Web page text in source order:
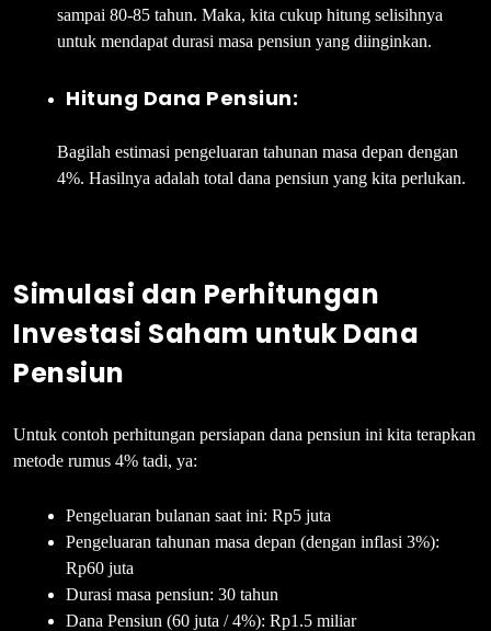
sampai 80-85 tahun. Maka, kita cukup hitung selisihnya
untuk mendapat durasi masa pensiun yang diinginkan.
Hitung Dana Pensiun:
Bagilah estimasi pengeluaran tahunan masa depan dengan
4%. Hasilnya adalah total dana pensiun yang kita perlukan.
Simulasi dan Perhitungan
Investasi Saham untuk Dana
Pensiun
Untuk contoh perhitungan persiapan dana pensiun ini kita terapkan
metode rumus 4% tadi, ya:
Pengeluaran bulanan saat ini: Rp5 juta
Pengeluaran tahunan masa depan (dengan inflasi 3%):
Rp60 juta
Durasi masa pensiun: 30 tahun
Dana Pensiun (60 juta / 4%): Rp1.5 miliar